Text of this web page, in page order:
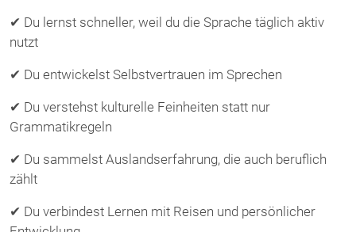
✔ Du lernst schneller, weil du die Sprache täglich aktiv
nutzt
✔ Du entwickelst Selbstvertrauen im Sprechen
✔ Du verstehst kulturelle Feinheiten statt nur
Grammatikregeln
✔ Du sammelst Auslandserfahrung, die auch beruflich
zählt
✔ Du verbindest Lernen mit Reisen und persönlicher